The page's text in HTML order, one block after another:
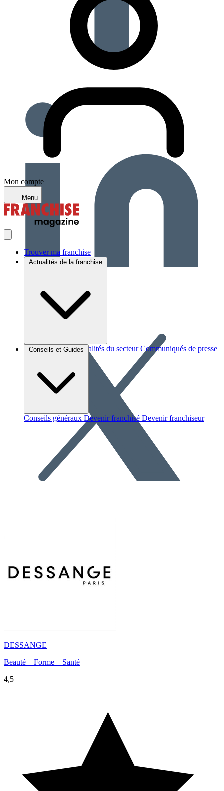
Mon compte
Menu
Trouver ma franchise
Actualités de la franchise
Brèves et actus Actualités du secteur Communiqués de presse
Conseils et Guides
Conseils généraux Devenir franchisé Devenir franchiseur
DESSANGE
Beauté – Forme – Santé
4,5